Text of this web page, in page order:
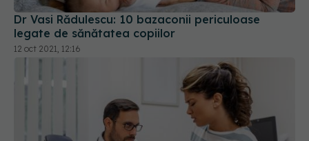
Dr Vasi Rădulescu: 10 bazaconii periculoase
legate de sănătatea copiilor
12 oct 2021, 12:16